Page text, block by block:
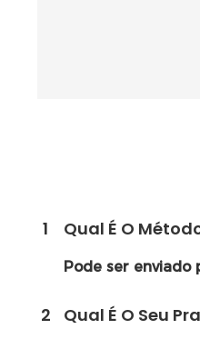
1 Qual É O
Pode ser enviado
2 Qual É O Seu